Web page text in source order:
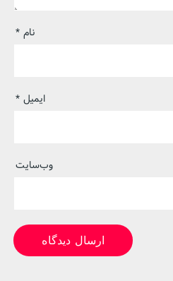
نام *
ایمیل *
وب‌سایت